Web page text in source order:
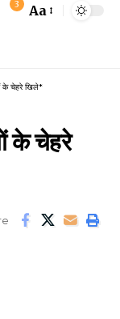
3
Font
Aa
के चेहरे खिले*
के चेहरे